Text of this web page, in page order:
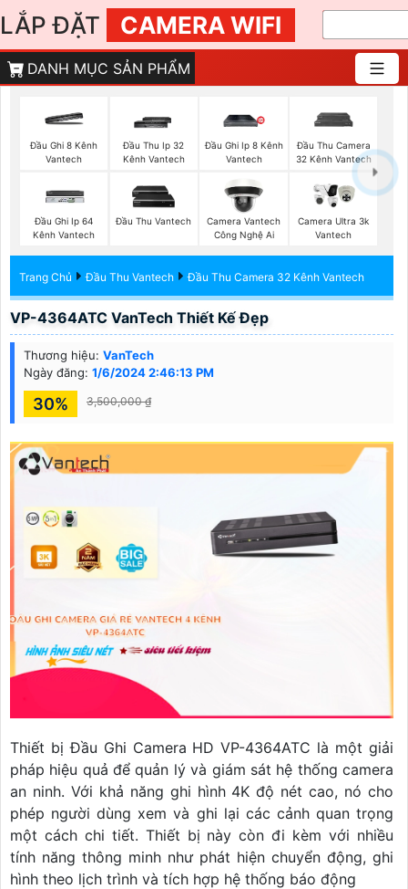
LẮP ĐẶT CAMERA WIFI
DANH MỤC SẢN PHẨM
Đầu Ghi 8 Kênh
Vantech
Đầu Thu Ip 32
Kênh Vantech
Đầu Ghi Ip 8 Kênh
Vantech
Đầu Thu Camera
32 Kênh Vantech
Đầu Ghi Ip 64
Kênh Vantech
Đầu Thu Vantech
Camera Vantech
Công Nghệ Ai
Camera Ultra 3k
Vantech
Trang Chủ Đầu Thu Vantech Đầu Thu Camera 32 Kênh Vantech
VP-4364ATC VanTech Thiết Kế Đẹp
Thương hiệu: VanTech
Ngày đăng: 1/6/2024 2:46:13 PM
30% 3,500,000 ₫
Thiết bị Đầu Ghi Camera HD VP-4364ATC là một giải
pháp hiệu quả để quản lý và giám sát hệ thống camera
an ninh. Với khả năng ghi hình 4K độ nét cao, nó cho
phép người dùng xem và ghi lại các cảnh quan trọng
một cách chi tiết. Thiết bị này còn đi kèm với nhiều
tính năng thông minh như phát hiện chuyển động, ghi
hình theo lịch trình và tích hợp hệ thống báo động